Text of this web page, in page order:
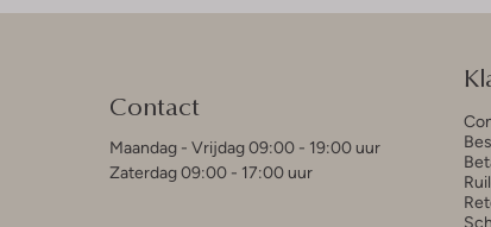
Contact
Maandag - Vrijdag 09:00 - 19:00 uur
Zaterdag 09:00 - 17:00 uur